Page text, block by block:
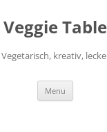
Veggie Table
Vegetarisch, kreativ,
Menu